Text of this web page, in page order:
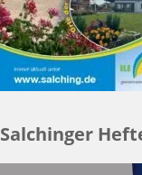
Salchinger